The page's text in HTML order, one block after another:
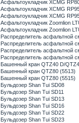
Асфальтоукладчик XCMG
Асфальтоукладчик XCMG
Асфальтоукладчик XCMG
Асфальтоукладчик Zoomlion
Асфальтоукладчик Zoomlion
Распределитель асфальтной
Распределитель асфальтной
Распределитель асфальтной
Распределитель асфальтной
Башенный кран QTZ40 D/
Башенный кран QTZ80 (5513)
Башенный кран QTZ80 (5515)
Бульдозер Shan Tui SD08
Бульдозер Shan Tui SD11
Бульдозер Shan Tui SD13
Бульдозер Shan Tui SD16
Бульдозер Shan Tui SD22
Бульдозер Shan Tui SD23